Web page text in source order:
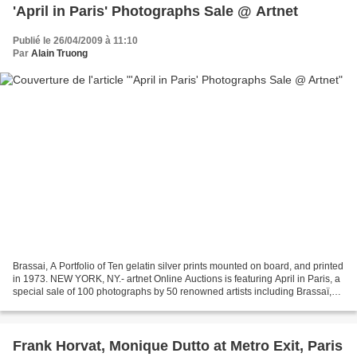
'April in Paris' Photographs Sale @ Artnet
Publié le 26/04/2009 à 11:10
Par Alain Truong
Brassai, A Portfolio of Ten gelatin silver prints mounted on board, and printed
in 1973. NEW YORK, NY.- artnet Online Auctions is featuring April in Paris, a
special sale of 100 photographs by 50 renowned artists including Brassaï,
Frank Horvat, Monique Dutto at Metro Exit, Paris